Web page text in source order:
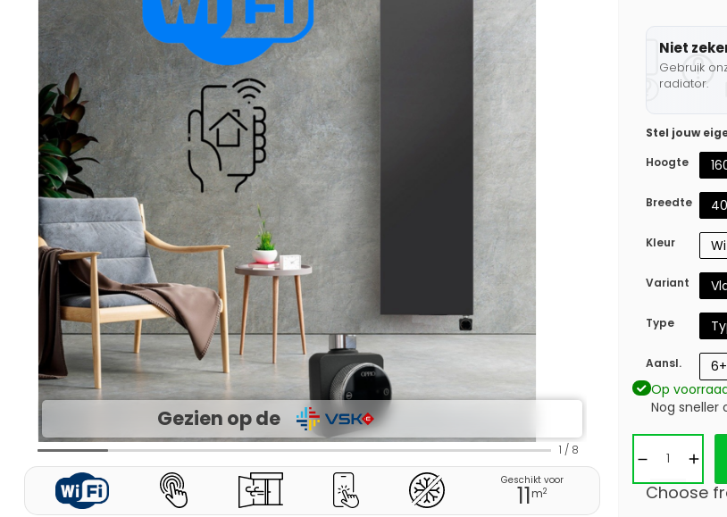
Gezien op de
1 / 8
Geschikt voor
11m2
Niet
Gebruik
radiator.
Stel jouw
Hoogte
Breedte
Kleur
Variant
Type
Aansl.
Op
Nog sneller
Choose